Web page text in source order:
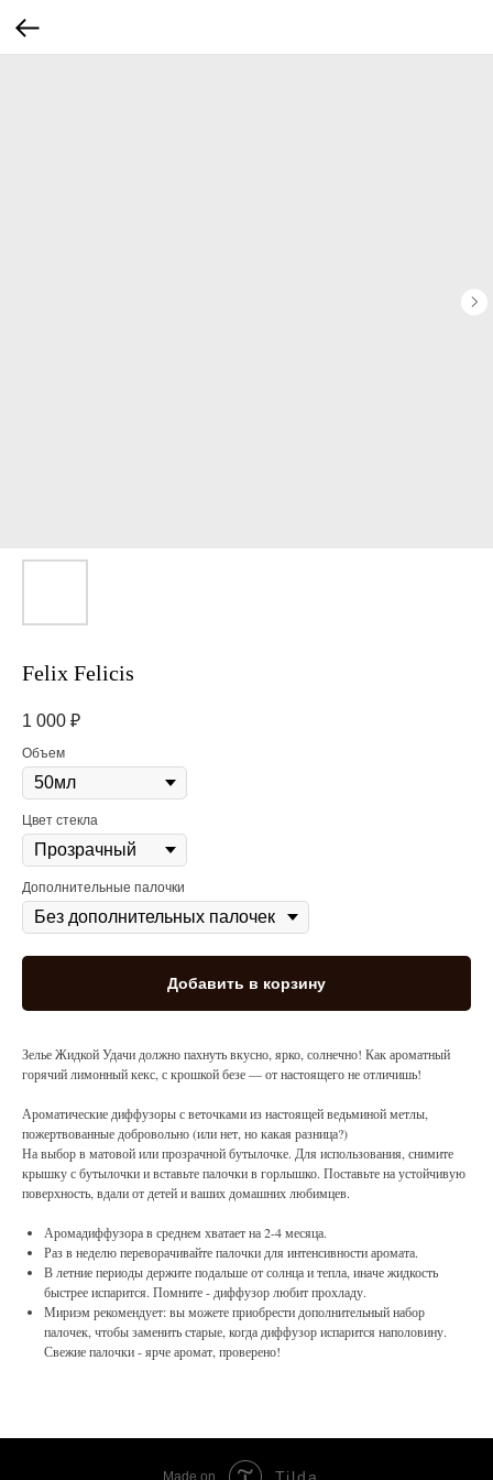
Felix Felicis
1 000 ₽
Объем
Цвет стекла
Дополнительные палочки
Добавить в корзину
Зелье Жидкой Удачи должно пахнуть вкусно, ярко, солнечно! Как ароматный
горячий лимонный кекс, с крошкой безе — от настоящего не отличишь!
Ароматические диффузоры с веточками из настоящей ведьминой метлы,
пожертвованные добровольно (или нет, но какая разница?)
На выбор в матовой или прозрачной бутылочке. Для использования, снимите
крышку с бутылочки и вставьте палочки в горлышко. Поставьте на устойчивую
поверхность, вдали от детей и ваших домашних любимцев.
Аромадиффузора в среднем хватает на 2-4 месяца.
Раз в неделю переворачивайте палочки для интенсивности аромата.
В летние периоды держите подальше от солнца и тепла, иначе жидкость
быстрее испарится. Помните - диффузор любит прохладу.
Мириэм рекомендует: вы можете приобрести дополнительный набор
палочек, чтобы заменить старые, когда диффузор испарится наполовину.
Свежие палочки - ярче аромат, проверено!